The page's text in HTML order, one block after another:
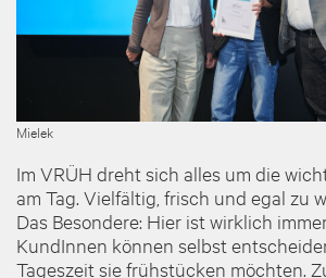
Mielek
Im VRÜH dreht sich alles um die
am Tag. Vielfältig, frisch und egal zu
Das Besondere: Hier ist wirklich
KundInnen können selbst
Tageszeit sie frühstücken möchten.